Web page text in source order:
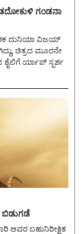
ಗಂಡನಾ
ಚಿತ್ರದ ಮೂರನೇ
ರ್ಯಾಪ್ ಸ್ಪರ್ಶ
ಬಿಡುಗಡೆ